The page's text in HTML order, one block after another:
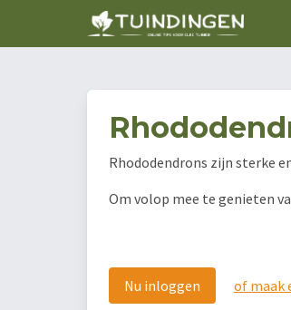
Rhododendrons zijn sterke
Om volop mee te genieten
Nu inloggen of maak